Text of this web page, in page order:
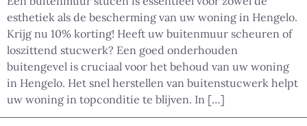
esthetiek als de bescherming van uw woning in Hengelo.
Krijg nu 10% korting! Heeft uw buitenmuur scheuren of
loszittend stucwerk? Een goed onderhouden
buitengevel is cruciaal voor het behoud van uw woning
in Hengelo. Het snel herstellen van buitenstucwerk helpt
uw woning in topconditie te blijven. In […]